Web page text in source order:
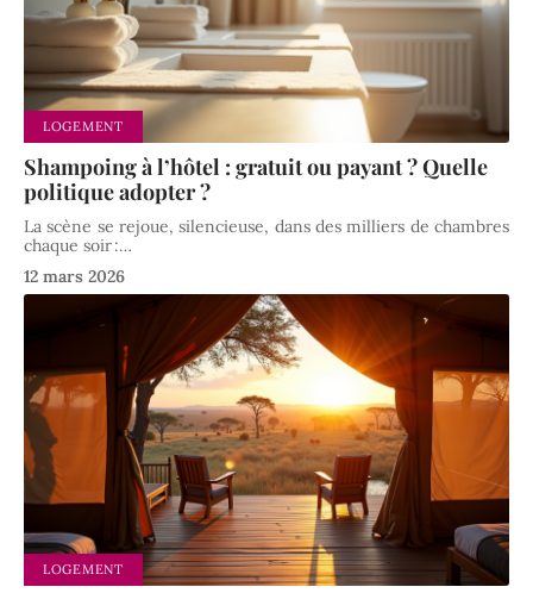
LOGEMENT
Shampoing à l’hôtel : gratuit ou payant ? Quelle
politique adopter ?
La scène se rejoue, silencieuse, dans des milliers de chambres
chaque soir :…
12 mars 2026
LOGEMENT